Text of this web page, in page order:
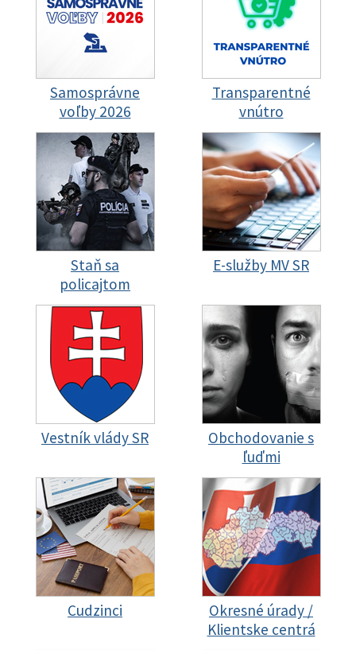
Samosprávne
voľby 2026
Transparentné
vnútro
Staň sa
policajtom
E-služby MV SR
Vestník vlády SR
Obchodovanie s
ľuďmi
Cudzinci
Okresné úrady /
Klientske centrá